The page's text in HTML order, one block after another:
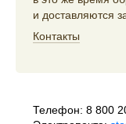
и доставляются
Контакты
Телефон: 8 800